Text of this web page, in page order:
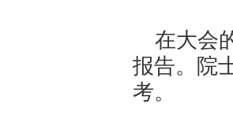
在大会
报告。院
考。